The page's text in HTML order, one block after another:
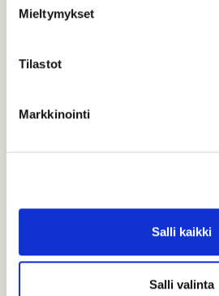
Mieltymykset
Tilastot
Markkinointi
Salli kaikki
Salli valinta
Pikkuleipä-lajitelma 350-